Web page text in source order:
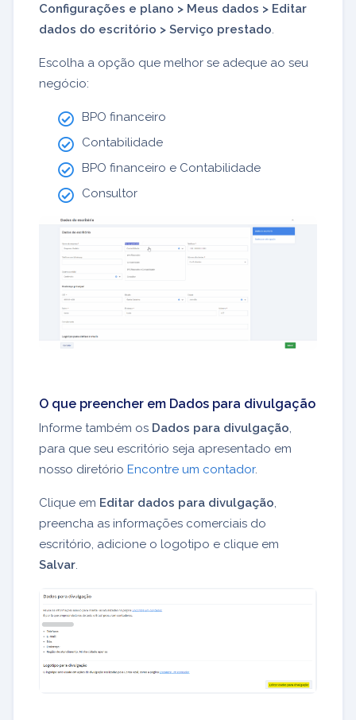
Configurações e plano > Meus dados > Editar
dados do escritório > Serviço prestado.
Escolha a opção que melhor se adeque ao seu
negócio:
BPO financeiro
Contabilidade
BPO financeiro e Contabilidade
Consultor
O que preencher em Dados para divulgação
Informe também os Dados para divulgação
para que seu escritório seja apresentado em
nosso diretório Encontre um contador.
Clique em Editar dados para divulgação
preencha as informações comerciais do
escritório, adicione o logotipo e clique em
Salvar